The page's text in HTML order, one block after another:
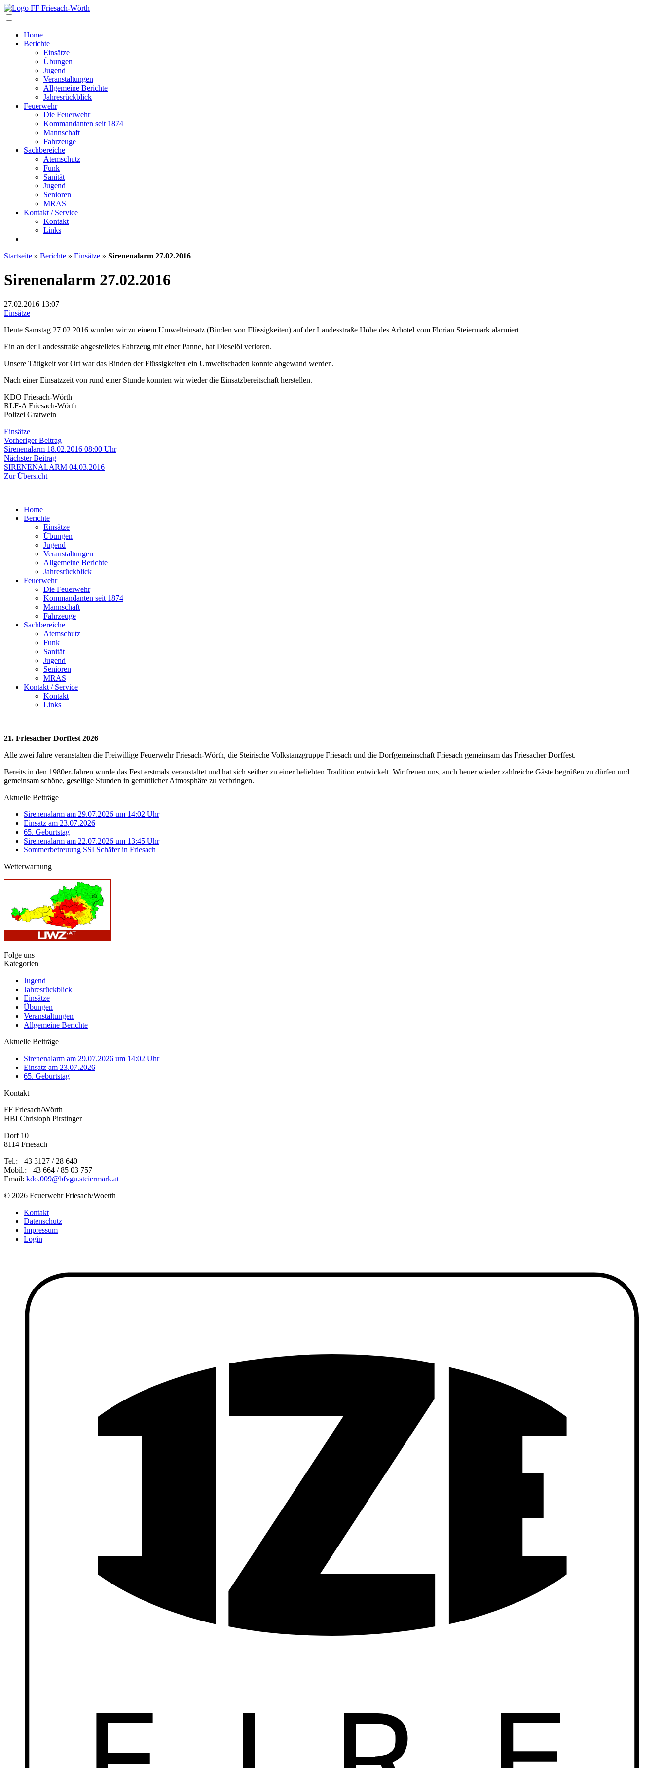
Home
Berichte
Einsätze
Übungen
Jugend
Veranstaltungen
Allgemeine Berichte
Jahresrückblick
Feuerwehr
Die Feuerwehr
Kommandanten seit 1874
Mannschaft
Fahrzeuge
Sachbereiche
Atemschutz
Funk
Sanität
Jugend
Senioren
MRAS
Kontakt / Service
Kontakt
Links
Startseite » Berichte » Einsätze » Sirenenalarm 27.02.2016
Sirenenalarm 27.02.2016
27.02.2016 13:07
Einsätze
Heute Samstag 27.02.2016 wurden wir zu einem Umwelteinsatz (Binden von Flüssigkeiten) auf der Landesstraße Höhe des Arbotel vom Florian Steiermark alarmiert.
Ein an der Landesstraße abgestelletes Fahrzeug mit einer Panne, hat Dieselöl verloren.
Unsere Tätigkeit vor Ort war das Binden der Flüssigkeiten ein Umweltschaden konnte abgewand werden.
Nach einer Einsatzzeit von rund einer Stunde konnten wir wieder die Einsatzbereitschaft herstellen.
KDO Friesach-Wörth
RLF-A Friesach-Wörth
Polizei Gratwein
Einsätze
Beitragsnavigation
Vorheriger BeitragVorheriger
Beitrag:
Sirenenalarm 18.02.2016 08:00 Uhr
Nächster BeitragNächster
Beitrag:
SIRENENALARM 04.03.2016
Zur Übersicht
Home
Berichte
Einsätze
Übungen
Jugend
Veranstaltungen
Allgemeine Berichte
Jahresrückblick
Feuerwehr
Die Feuerwehr
Kommandanten seit 1874
Mannschaft
Fahrzeuge
Sachbereiche
Atemschutz
Funk
Sanität
Jugend
Senioren
MRAS
Kontakt / Service
Kontakt
Links
21. Friesacher Dorffest 2026
Alle zwei Jahre veranstalten die Freiwillige Feuerwehr Friesach-Wörth, die Steirische Volkstanzgruppe Friesach und die Dorfgemeinschaft Friesach gemeinsam das Friesacher Dorffest.
Bereits in den 1980er-Jahren wurde das Fest erstmals veranstaltet und hat sich seither zu einer beliebten Tradition entwickelt. Wir freuen uns, auch heuer wieder zahlreiche Gäste begrüßen zu dürfen und
gemeinsam schöne, gesellige Stunden in gemütlicher Atmosphäre zu verbringen.
Aktuelle Beiträge
Sirenenalarm am 29.07.2026 um 14:02 Uhr
Einsatz am 23.07.2026
65. Geburtstag
Sirenenalarm am 22.07.2026 um 13:45 Uhr
Sommerbetreuung SSI Schäfer in Friesach
Wetterwarnung
Folge uns
Kategorien
Jugend
Jahresrückblick
Einsätze
Übungen
Veranstaltungen
Allgemeine Berichte
Aktuelle Beiträge
Sirenenalarm am 29.07.2026 um 14:02 Uhr
Einsatz am 23.07.2026
65. Geburtstag
Kontakt
FF Friesach/Wörth
HBI Christoph Pirstinger
Dorf 10
8114 Friesach
Tel.: +43 3127 / 28 640
Mobil.: +43 664 / 85 03 757
Email: kdo.009@bfvgu.steiermark.at
© 2026 Feuerwehr Friesach/Woerth
Kontakt
Datenschutz
Impressum
Login